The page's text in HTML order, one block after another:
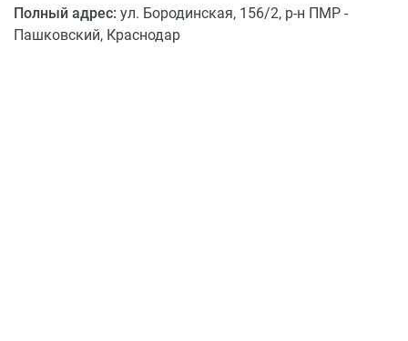
медицинские учреждения, магазины, кафе, рестораны
и многое другое. Автомобилисты оценят близость к
Полный адрес: ул. Бородинская, 156/2, р-н ПМР -
Пашковский, Краснодар